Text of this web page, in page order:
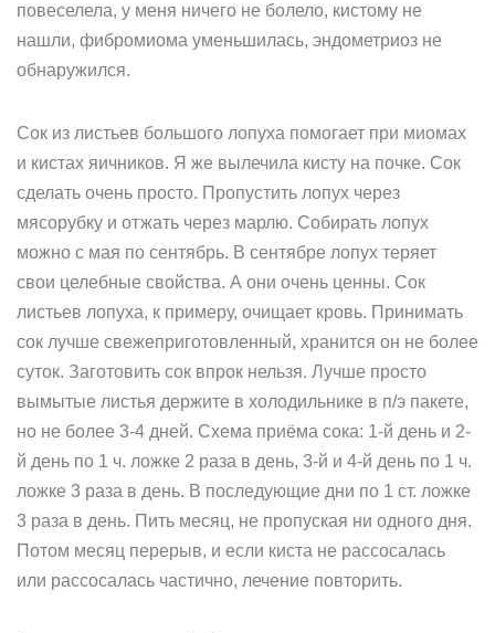
повеселела, у меня ничего не болело, кистому не
нашли, фибромиома уменьшилась, эндометриоз не
обнаружился.
Сок из листьев большого лопуха помогает при миомах
и кистах яичников. Я же вылечила кисту на почке. Сок
сделать очень просто. Пропустить лопух через
мясорубку и отжать через марлю. Собирать лопух
можно с мая по сентябрь. В сентябре лопух теряет
свои целебные свойства. А они очень ценны. Сок
листьев лопуха, к примеру, очищает кровь. Принимать
сок лучше свежеприготовленный, хранится он не более
суток. Заготовить сок впрок нельзя. Лучше просто
вымытые листья держите в холодильнике в п/э пакете,
но не более 3-4 дней. Схема приёма сока: 1-й день и 2-
й день по 1 ч. ложке 2 раза в день, 3-й и 4-й день по 1 ч.
ложке 3 раза в день. В последующие дни по 1 ст. ложке
3 раза в день. Пить месяц, не пропуская ни одного дня.
Потом месяц перерыв, и если киста не рассосалась
или рассосалась частично, лечение повторить.